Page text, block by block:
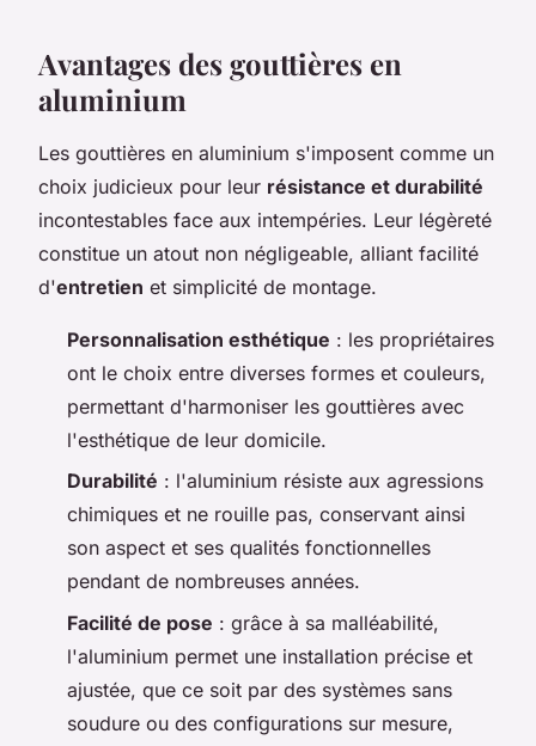
Avantages des gouttières en
aluminium
Les gouttières en aluminium s'imposent comme un
choix judicieux pour leur résistance et durabilité
incontestables face aux intempéries. Leur légèreté
constitue un atout non négligeable, alliant facilité
d'entretien et simplicité de montage.
Personnalisation esthétique : les propriétaires
ont le choix entre diverses formes et couleurs,
permettant d'harmoniser les gouttières avec
l'esthétique de leur domicile.
Durabilité : l'aluminium résiste aux agressions
chimiques et ne rouille pas, conservant ainsi
son aspect et ses qualités fonctionnelles
pendant de nombreuses années.
Facilité de pose : grâce à sa malléabilité,
l'aluminium permet une installation précise et
ajustée, que ce soit par des systèmes sans
soudure ou des configurations sur mesure,